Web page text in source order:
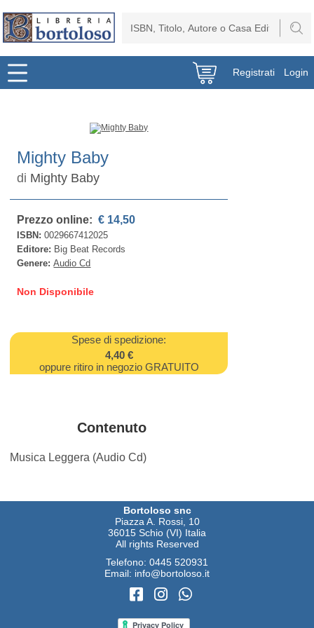
Registrati Login
Mighty Baby
di Mighty Baby
Prezzo online: € 14,50
ISBN:0029667412025
Editore: Big Beat Records
Genere:Audio Cd
Non Disponibile
Spese di spedizione:
4,40 €
oppure ritiro in negozio GRATUITO
Contenuto
Musica Leggera (Audio Cd)
Bortoloso snc
Piazza A. Rossi, 10
36015 Schio (VI) Italia
All rights Reserved
Telefono: 0445 520931
Email: info@bortoloso.it